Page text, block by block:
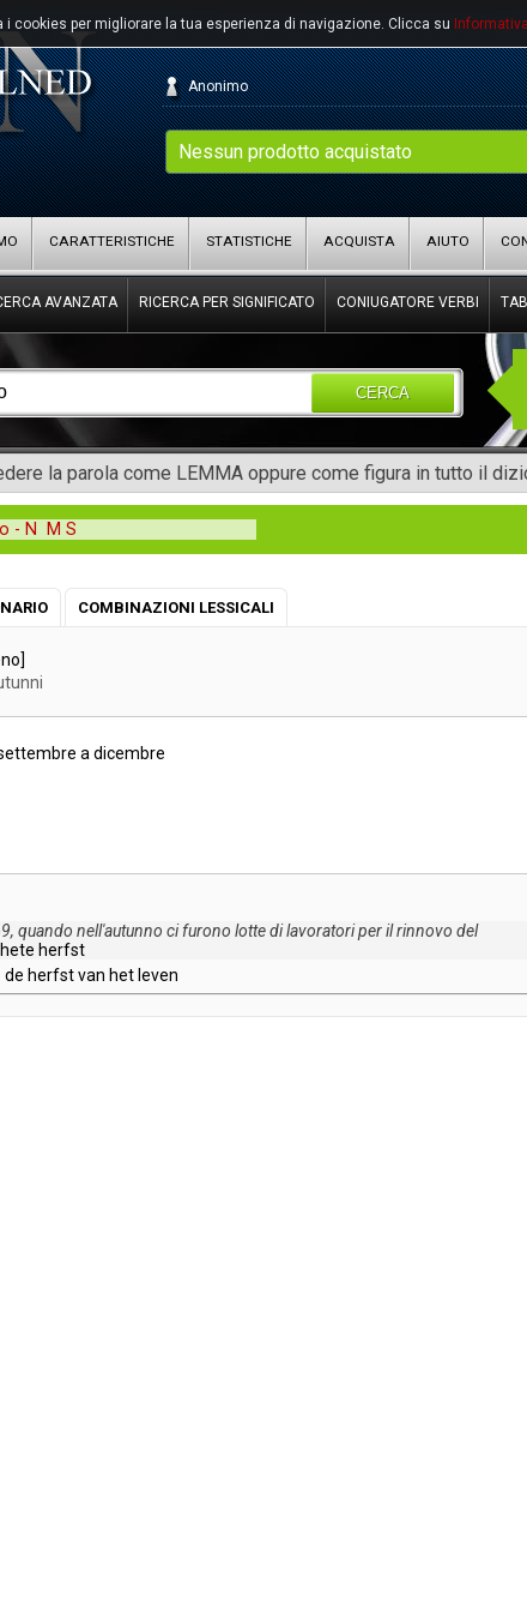
cookies per migliorare la tua esperienza di navigazione. Clicca su
Nessun prodotto acquistato
Anonimo
CARATTERISTICHE STATISTICHE ACQUISTA AIUTO
AVANZATA RICERCA PER SIGNIFICATO CONIUGATORE VERBI
CERCA
la parola come LEMMA oppure come figura in tutto il
- N M S
COMBINAZIONI LESSICALI
a dicembre
, quando nell'autunno ci furono lottedilavoratoriperilrinnovo del
hete herfst
de herfstvan het leven